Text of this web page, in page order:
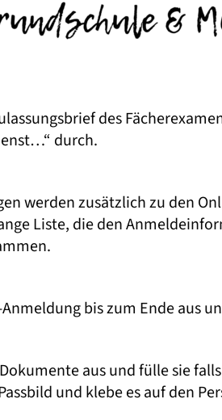
des
durch.
werden zusätzlich zu den
Liste, die den
bis zum Ende aus
aus und fülle sie
und klebe es auf den